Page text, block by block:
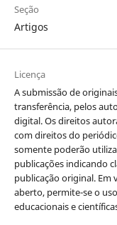
Seção
Artigos
Licença
A submissão de
transferência, pelos
digital. Os direitos
com direitos do
somente poderão
publicações indicando
publicação original. Em
aberto, permite-se o
educacionais e